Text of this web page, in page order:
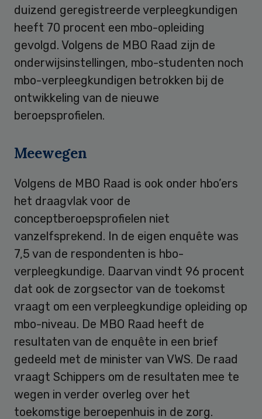
duizend geregistreerde verpleegkundigen
heeft 70 procent een mbo-opleiding
gevolgd. Volgens de MBO Raad zijn de
onderwijsinstellingen, mbo-studenten noch
mbo-verpleegkundigen betrokken bij de
ontwikkeling van de nieuwe
beroepsprofielen.
Meewegen
Volgens de MBO Raad is ook onder hbo’ers
het draagvlak voor de
conceptberoepsprofielen niet
vanzelfsprekend. In de eigen enquête was
7,5 van de respondenten is hbo-
verpleegkundige. Daarvan vindt 96 procent
dat ook de zorgsector van de toekomst
vraagt om een verpleegkundige opleiding op
mbo-niveau. De MBO Raad heeft de
resultaten van de enquête in een brief
gedeeld met de minister van VWS. De raad
vraagt Schippers om de resultaten mee te
wegen in verder overleg over het
toekomstige beroepenhuis in de zorg.